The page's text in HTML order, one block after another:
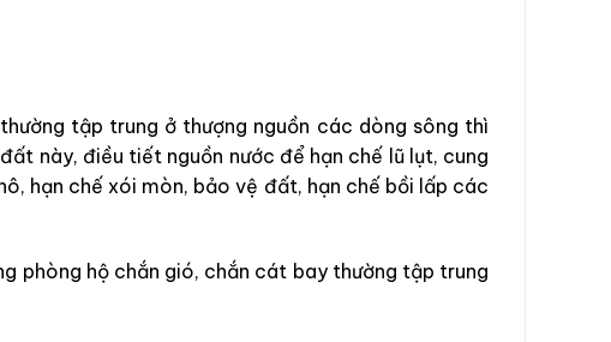
tập trung ở thượng nguồn các dòng sông thì
này, điều tiết nguồn nước để hạn chế lũ lụt, cung
hạn chế xói mòn, bảo vệ đất, hạn chế bồi lấp các
phòng hộ chắn gió, chắn cát bay thường tập trung